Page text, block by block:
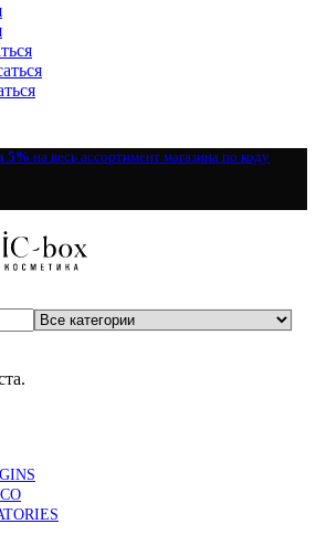
5% на весь ассортимент магазина по коду